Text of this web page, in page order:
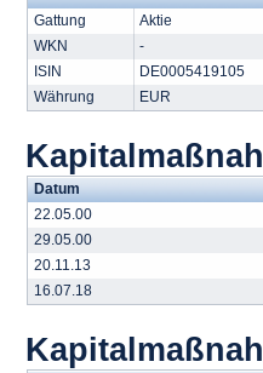
Gattung
Aktie
WKN
-
ISIN
DE0005419105
Währung
EUR
Datum
22.05.00
29.05.00
20.11.13
16.07.18